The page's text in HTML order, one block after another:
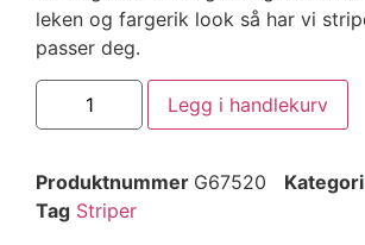
leken og fargerik look så har vi
passer deg.
Legg i handlekurv
Produktnummer G67520 Kategori
Tag Striper